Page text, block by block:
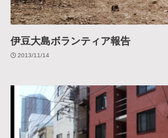
伊豆大島ボランティア報告
2013/11/14